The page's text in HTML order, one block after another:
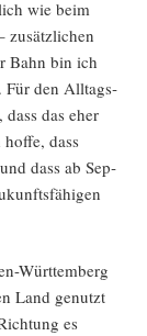
wie beim
zusätz­li­chen
Bahn bin ich
Für den All­tags­
das eher
dass
dass ab Sep­
Würt­tem­berg
Land genutzt
es